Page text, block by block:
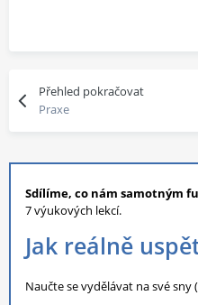
Přehled pokračovat
Praxe
Sdílíme, co nám samotným
7 výukových lekcí.
Jak reálně
Naučte se vydělávat na své